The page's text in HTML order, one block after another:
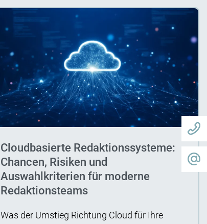
Cloudbasierte Redaktionssysteme:
Chancen, Risiken und
Auswahlkriterien für moderne
Redaktionsteams
Was der Umstieg Richtung Cloud für Ihre